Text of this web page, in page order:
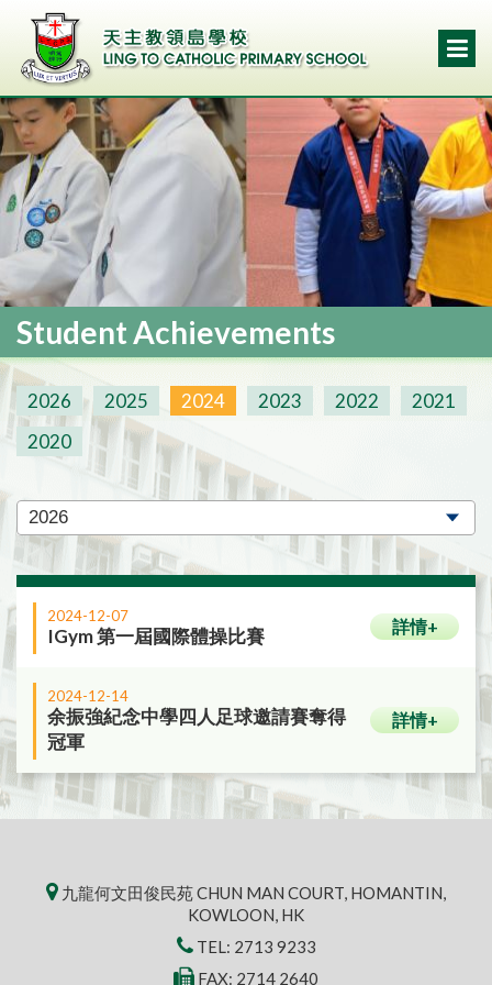
Student Achievements
2026 2025 2024 2023 2022
2021
2020
2024-12-07
IGym 第一屆國際體操比賽 詳情+
2024-12-14
余振強紀念中學四人足球邀請賽奪得
冠軍
詳情+
九龍何文田俊民苑 CHUN MAN COURT, HOMANTIN,
KOWLOON, HK
TEL: 2713 9233
FAX: 2714 2640